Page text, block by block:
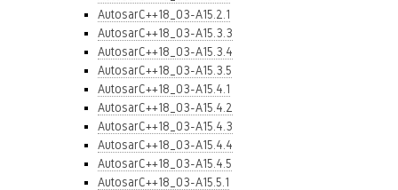
AutosarC++18_03-A15.2.1
AutosarC++18_03-A15.3.3
AutosarC++18_03-A15.3.4
AutosarC++18_03-A15.3.5
AutosarC++18_03-A15.4.1
AutosarC++18_03-A15.4.2
AutosarC++18_03-A15.4.3
AutosarC++18_03-A15.4.4
AutosarC++18_03-A15.4.5
AutosarC++18_03-A15.5.1